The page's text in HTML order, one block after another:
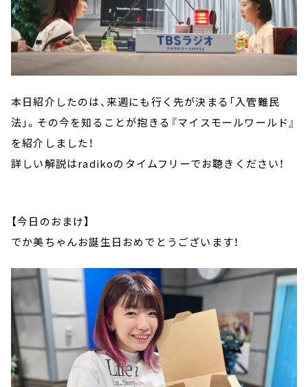
本日紹介したのは、来週にも行く先が決まる「入管難民
法」。その今を知ることが抱きる『マイスモールワールド』
を紹介しました！
詳しい解説はradikoのタイムフリーでお聴きください！
【今日のおまけ】
でか美ちゃんお誕生日おめでとうございます！